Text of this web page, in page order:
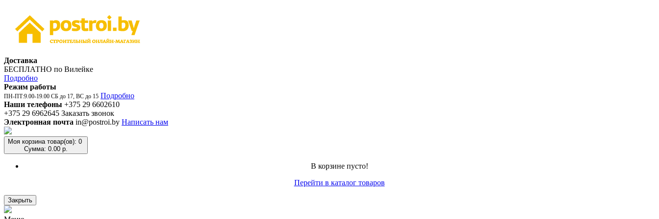
Доставка
БЕСПЛАТНО по Вилейке
Подробно
Режим работы
ПН-ПТ:9.00-19.00 СБ до 17, ВС до 15 Подробно
Наши телефоны +375 29 6602610
+375 29 6962645 Заказать звонок
Электронная почта in@postroi.by Написать нам
Моя корзина товар(ов): 0
Сумма: 0.00 р.
В корзине пусто!
Перейти в каталог товаров
Закрыть